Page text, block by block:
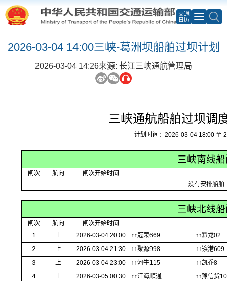
交通
日历
2026-03-04 14:00三峡-葛洲坝船舶过坝计划
2026-03-04 14:26来源: 长江三峡通航管理局
三峡通航船舶过坝调
计划时间：2026-03-04 18:00 至
三峡南线
闸次 航向
闸次开始时间
没有安排船舶
三峡北线
闸次 航向 闸次开始时间
1 上 2026-03-04 20:00 ↑↑冠荣669 ↑↑黔龙02
2 上 2026-03-04 21:30 ↑↑聚源998 ↑↑镔港609
3 上 2026-03-04 23:00 ↑↑河牛115 ↑↑凯乔8
4 上 2026-03-05 00:30 ↑↑江海顺通 ↑↑豫信货